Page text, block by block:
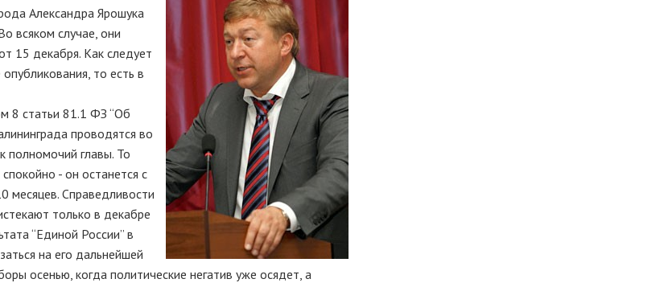
Александра Ярошука
всяком случае, они
15 декабря. Как следует
то есть в
8 статьи 81.1 ФЗ “Об
проводятся во
полномочий главы. То
- он останется с
месяцев. Справедливости
только в декабре
“Единой России” в
на его дальнейшей
осенью, когда политические негатив уже осядет, а